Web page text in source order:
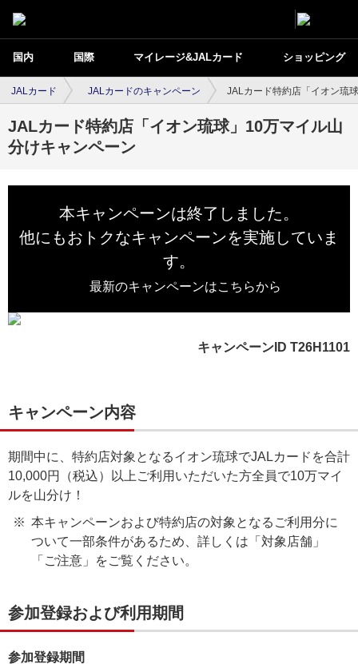
国内 国際 マイレージ&JALカード ショッピング
JALカード JALカードのキャンペーン JALカード特約店「イオン琉
JALカード特約店「イオン琉球」10万マイル山
分けキャンペーン
本キャンペーンは終了しました。
他にもおトクなキャンペーンを実施していま
す。
最新のキャンペーンはこちらから
キャンペーンID T26H1101
キャンペーン内容
期間中に、特約店対象となるイオン琉球でJALカードを合計
10,000円（税込）以上ご利用いただいた方全員で10万マイ
ルを山分け！
本キャンペーンおよび特約店の対象となるご利用分に
ついて一部条件があるため、詳しくは「対象店舗」
「ご注意」をご覧ください。
参加登録および利用期間
参加登録期間